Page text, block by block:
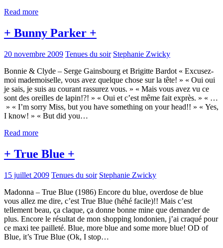
Read more
+ Bunny Parker +
20 novembre 2009 Tenues du soir Stephanie Zwicky
Bonnie & Clyde – Serge Gainsbourg et Brigitte Bardot « Excusez-
moi mademoiselle, vous avez quelque chose sur la tête! » « Oui oui
je sais, je suis au courant rassurez vous. » « Mais vous avez vu ce
sont des oreilles de lapin!?! » « Oui et c’est même fait exprès. » « …
» « I’m sorry Miss, but you have something on your head!! » « Yes,
I know! » « But did you…
Read more
+ True Blue +
15 juillet 2009 Tenues du soir Stephanie Zwicky
Madonna – True Blue (1986) Encore du blue, overdose de blue
vous allez me dire, c’est True Blue (héhé facile)!! Mais c’est
tellement beau, ça claque, ça donne bonne mine que demander de
plus. Encore le résultat de mon shopping londonien, j’ai craqué pour
ce maxi tee pailleté. Blue, more blue and some more blue! OD of
Blue, it’s True Blue (Ok, I stop…